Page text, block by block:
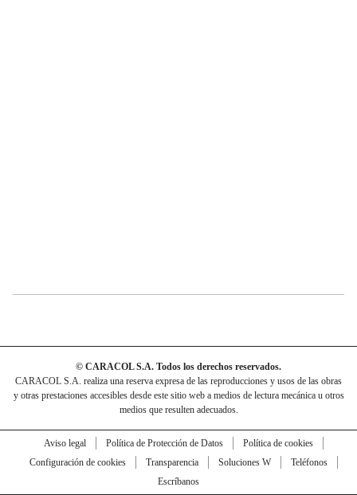
© CARACOL S.A. Todos los derechos reservados.
CARACOL S.A. realiza una reserva expresa de las reproducciones y usos de las obras
y otras prestaciones accesibles desde este sitio web a medios de lectura mecánica u otros
medios que resulten adecuados.
Aviso legal Política de Protección de Datos
Política de cookies
Configuración de cookies
Transparencia Soluciones W
Teléfonos
Escríbanos